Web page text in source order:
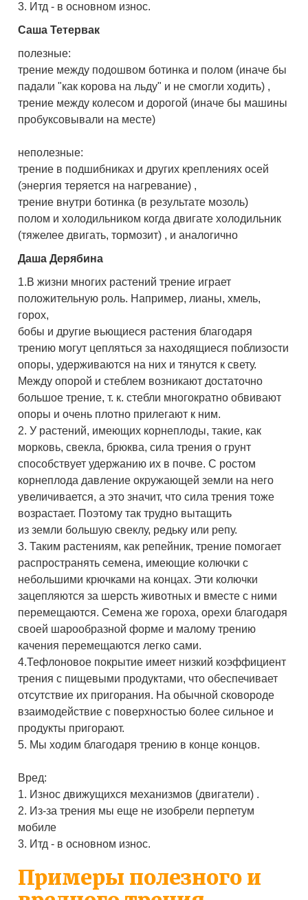
3. Итд - в основном износ.
Саша Тетервак
полезные:
трение между подошвом ботинка и полом (иначе бы
падали "как корова на льду" и не смогли ходить) ,
трение между колесом и дорогой (иначе бы машины
пробуксовывали на месте)
неполезные:
трение в подшибниках и других креплениях осей
(энергия теряется на нагревание) ,
трение внутри ботинка (в результате мозоль)
полом и холодильником когда двигате холодильник
(тяжелее двигать, тормозит) , и аналогично
Даша Дерябина
1.В жизни многих растений трение играет
положительную роль. Например, лианы, хмель,
горох,
бобы и другие вьющиеся растения благодаря
трению могут цепляться за находящиеся поблизости
опоры, удерживаются на них и тянутся к свету.
Между опорой и стеблем возникают достаточно
большое трение, т. к. стебли многократно обвивают
опоры и очень плотно прилегают к ним.
2. У растений, имеющих корнеплоды, такие, как
морковь, свекла, брюква, сила трения о грунт
способствует удержанию их в почве. С ростом
корнеплода давление окружающей земли на него
увеличивается, а это значит, что сила трения тоже
возрастает. Поэтому так трудно вытащить
из земли большую свеклу, редьку или репу.
3. Таким растениям, как репейник, трение помогает
распространять семена, имеющие колючки с
небольшими крючками на концах. Эти колючки
зацепляются за шерсть животных и вместе с ними
перемещаются. Семена же гороха, орехи благодаря
своей шарообразной форме и малому трению
качения перемещаются легко сами.
4.Тефлоновое покрытие имеет низкий коэффициент
трения с пищевыми продуктами, что обеспечивает
отсутствие их пригорания. На обычной сковороде
взаимодействие с поверхностью более сильное и
продукты пригорают.
5. Мы ходим благодаря трению в конце концов.
Вред:
1. Износ движущихся механизмов (двигатели) .
2. Из-за трения мы еще не изобрели перпетум
мобиле
3. Итд - в основном износ.
Примеры полезного и